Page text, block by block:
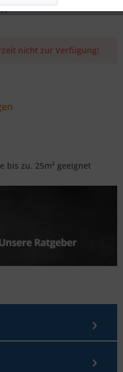
nicht zur Verfügung!
bis zu. 25m² geeignet